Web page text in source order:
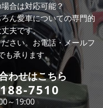
合は対応可能？
ん愛車についての専門的
夫です。
さい。お電話・メールフ
も承ります。
わせはこちら
7510
～19:00